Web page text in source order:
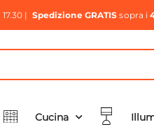
| Spedizione GRATIS sopra i
Cucina